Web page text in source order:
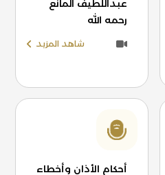
عبداللطيف المانع
رحمه الله
شاهد المزيد
أحكام الأذان وأخطاء